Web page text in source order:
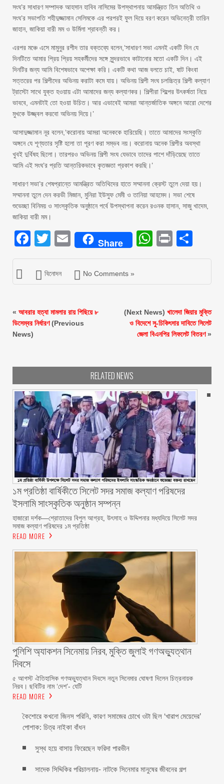
সংঘ’র সাধারণ সম্পাদক আহসান হাবিব নাসিমের উপস্থাপনায় আমন্ত্রিত তিন অতিথি ও
সংঘ’র সভাপতি শহীদুজ্জামান সেলিমকে এর পরপরই ফুল দিয়ে বরণ করেন অভিনেত্রী তারিন
জাহান, জাকিয়া বারী মম ও উর্মিলা শ্রাবন্তী কর।
এরপর মঞ্চে এসে মামুনুর রশীদ তার বক্তব্যে বলেন,‘সাধারণ সভা এমনই একটি দিন যে
দিনটিতে আমার প্রিয় প্রিয় সহকর্মীদের সঙ্গে সুন্দরভাবে কাটানোর মতো একটি দিন। এই
দিনটির জন্য আমি বিশেষভাবে অপেক্ষা করি। একটি কথা আজ বলতে চাই, ষাট কিংবা
সত্তরের পর শিল্পীদের অভিনয় করাটা কমে যায়। অভিনয় শিল্পী সংঘ চলচ্চিত্র শিল্পী কল্যাণ
ট্রাস্টো সাথে যুক্ত হওয়ায় এটা আমাদের জন্য কল্যাণকর। শিল্পীরা শিল্পের উৎকর্ষতা নিয়ে
ভাববে, এমনটাই তো হওয়া উচিত। আর এভাবেই আমরা আন্তর্জাতিক অঙ্গনে আরো দেশের
মুখকে উজ্জ্বল করবো অভিনয় দিয়ে।’
আসাদুজ্জামান নূর বলেন,‘করোনায় আমরা অনেককে হারিয়েছি। তাতে আমাদের সংস্কৃতি
অঙ্গনে যে শূণ্যতার সৃষ্টি হলো তা পূরণ করা সম্ভব নয়। করোনায় অনেক শিল্পীর অবস্থা
খুবই দুর্বিষহ ছিলো। তারপরও অভিনয় শিল্পী সংঘ যেভাবে তাদের পাশে দাঁড়িয়েছে তাতে
আমি এই সংঘ’র প্রতি আন্তরিকভাবে কৃতজ্ঞতা প্রকাশ করছি।’
সাধারণ সভা’র শেষপ্রান্তে আমন্ত্রিত অতিথিদের হাতে সম্মাননা ক্রেস্ট তুলে দেয়া হয়।
সম্মাননা তুলে দেন করভী মিজান, মুনিরা ইউসুফ মেমী ও তানিয়া আহমেদ। সভা শেষে
শুভেচ্ছা বিনিময় ও সাংস্কৃতিক অনুষ্ঠানে পর্বে উপস্থাপনা করেন রওনক হাসান, সাজু খাদেম,
জাকিয়া বারী মম।
Facebook
Twitter
EmailShare Print
বিনোদন No Comments »
« আবরার হত্যা মামলার রায় পিছিয়ে ৮
ডিসেম্বর নির্ধারণ(Previous
News)
(Next News) খালেদা জিয়ার মুক্তি
ও বিদেশে সু-চিকিৎসার দাবিতে সিলেট
জেলা বিএনপির লিফলেট বিতরণ»
RELATED NEWS
১ম প্রতিষ্ঠা বার্ষিকীতে সিলেট সদর সমাজ কল্যাণ পরিষদের
ইসলামি সাংস্কৃতিক অনুষ্ঠান সম্পন্ন
‎হাজারো দর্শক—শ্রোতাদের বিপুল আগ্রহ, উৎসাহ ও উদ্দিপনার মধ্যদিয়ে সিলেট সদর
সমাজ কল্যাণ পরিষদের ১ম প্রতিষ্ঠা
READ MORE
পুলিশি অ্যাকশন সিনেমায় নিরব, মুক্তি জুলাই গণঅভ্যুত্থান
দিবসে
৫ আগস্ট ঐতিহাসিক গণঅভ্যুত্থান দিবসে নতুন সিনেমার ঘোষণা দিলেন চিত্রনায়ক
নিরব। ছবিটির নাম ‘দেশ’- যেটি
READ MORE
কৈশোরে কখনো জিনস পরিনি, কারণ সমাজের চোখে ওটা ছিল ‘খারাপ মেয়েদের’
পোশাক: চিত্র নাইকা বাঁধন
সুস্থ হয়ে বাসায় ফিরেছেন ফরিদা পারভীন
সাদেক সিদ্দিকির পরিচালনায়- নাটকে সিনেমার মানুষের জীবনের গল্প